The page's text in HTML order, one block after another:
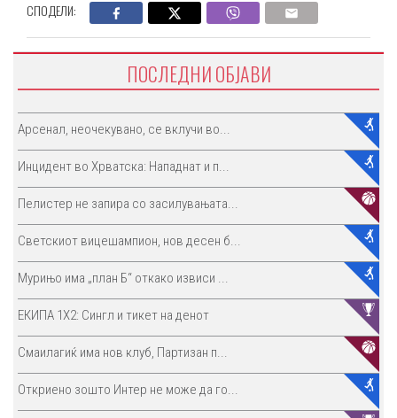
СПОДЕЛИ:
ПОСЛЕДНИ ОБЈАВИ
Арсенал, неочекувано, се вклучи во...
Инцидент во Хрватска: Нападнат и п...
Пелистер не запира со засилувањата...
Светскиот вицешампион, нов десен б...
Мурињо има „план Б“ откако извиси ...
ЕКИПА 1Х2: Сингл и тикет на денот
Смаилагиќ има нов клуб, Партизан п...
Откриено зошто Интер не може да го...